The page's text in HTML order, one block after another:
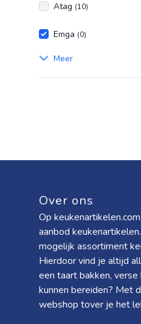
Atag (10)
Emga (0)
Meer
Over ons
Op
aanbod
mogelijk assortiment
Hierdoor vind je altijd
een taart bakken,
kunnen bereiden? Met
webshop tover je het